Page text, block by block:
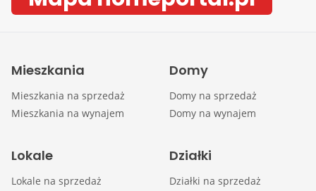
Mieszkania
Mieszkania na sprzedaż
Mieszkania na wynajem
Domy
Domy na sprzedaż
Domy na wynajem
Lokale
Lokale na sprzedaż
Działki
Działki na sprzedaż